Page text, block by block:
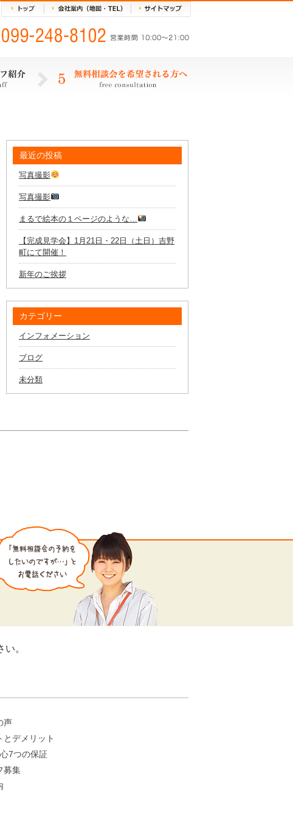
最近の投稿
写真撮影
写真撮影
まるで絵本の１ページのような…
【完成見学会】1月21日・22日（土日）吉野
町にて開催！
新年のご挨拶
カテゴリー
インフォメーション
ブログ
未分類
。
声
とデメリット
7つの保証
募集